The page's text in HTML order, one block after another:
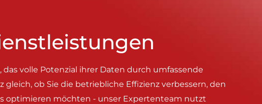
volle Potenzial ihrer Daten durch umfassende
gleich, ob Sie die betriebliche Effizienz verbessern, den
optimieren möchten - unser Expertenteam nutzt